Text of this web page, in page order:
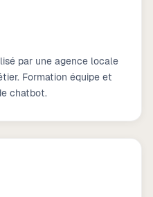
par une agence locale
Formation équipe et
chatbot.